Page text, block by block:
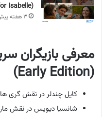
(Voicemails for Isabelle) + خلاصه داستان و عکس
۳ هفته پیش
معرفی بازیگران
(Early Edition)
کایل چندلر در نقش گری
شانسیا دیویس در نقش